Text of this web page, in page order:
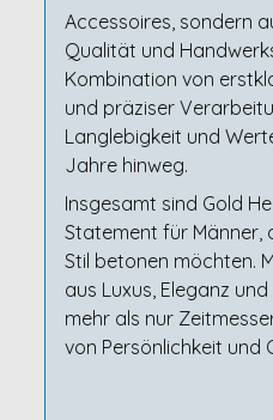
Accessoires, sondern
Qualität und
Kombination von
und präziser
Langlebigkeit und
Jahre hinweg.
Insgesamt sind Gold
Statement für Männer,
Stil betonen möchten.
aus Luxus, Eleganz
mehr als nur
von Persönlichkeit und